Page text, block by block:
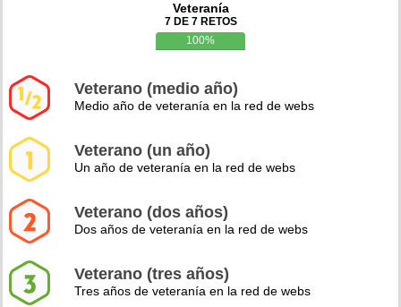
Veteranía
7 DE 7 RETOS
100%
Veterano (medio año)
Medio año de veteranía en la red de webs
Veterano (un año)
Un año de veteranía en la red de webs
Veterano (dos años)
Dos años de veteranía en la red de webs
Veterano (tres años)
Tres años de veteranía en la red de webs